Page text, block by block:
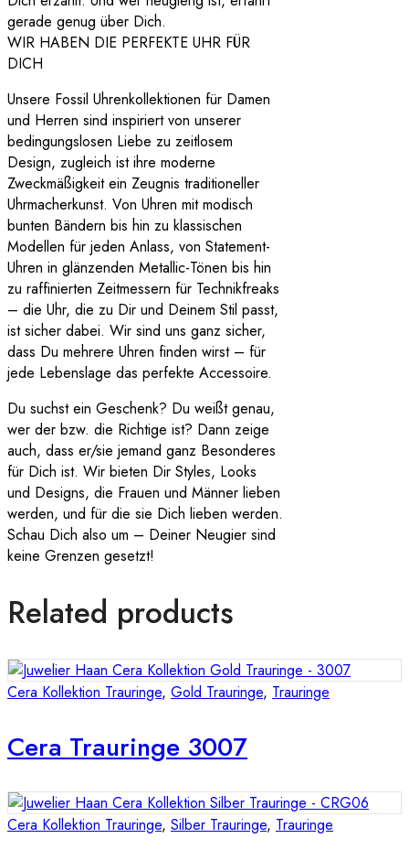
gerade genug über Dich.
WIR HABEN DIE PERFEKTE UHR FÜR
DICH
Unsere Fossil Uhrenkollektionen für Damen
und Herren sind inspiriert von unserer
bedingungslosen Liebe zu zeitlosem
Design, zugleich ist ihre moderne
Zweckmäßigkeit ein Zeugnis traditioneller
Uhrmacherkunst. Von Uhren mit modisch
bunten Bändern bis hin zu klassischen
Modellen für jeden Anlass, von Statement-
Uhren in glänzenden Metallic-Tönen bis hin
zu raffinierten Zeitmessern für Technikfreaks
– die Uhr, die zu Dir und Deinem Stil passt,
ist sicher dabei. Wir sind uns ganz sicher,
dass Du mehrere Uhren finden wirst – für
jede Lebenslage das perfekte Accessoire.
Du suchst ein Geschenk? Du weißt genau,
wer der bzw. die Richtige ist? Dann zeige
auch, dass er/sie jemand ganz Besonderes
für Dich ist. Wir bieten Dir Styles, Looks
und Designs, die Frauen und Männer lieben
werden, und für die sie Dich lieben werden.
Schau Dich also um – Deiner Neugier sind
keine Grenzen gesetzt!
Related products
Cera Kollektion Trauringe, Gold Trauringe, Trauringe
Cera Trauringe 3007
Cera Kollektion Trauringe, Silber Trauringe, Trauringe